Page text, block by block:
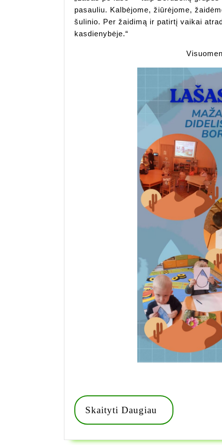
pasauliu. Kalbėjome, žiūrėjome,
šulinio. Per žaidimą ir patirtį vaikai
kasdienybėje.“
Skaityti Daugiau
Skaityti
Daugiau